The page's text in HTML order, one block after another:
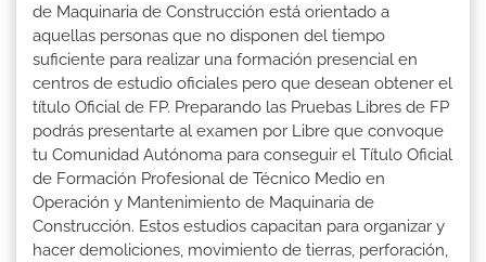
de Maquinaria de Construcción está orientado a
aquellas personas que no disponen del tiempo
suficiente para realizar una formación presencial en
centros de estudio oficiales pero que desean obtener el
título Oficial de FP. Preparando las Pruebas Libres de FP
podrás presentarte al examen por Libre que convoque
tu Comunidad Autónoma para conseguir el Título Oficial
de Formación Profesional de Técnico Medio en
Operación y Mantenimiento de Maquinaria de
Construcción. Estos estudios capacitan para organizar y
hacer demoliciones, movimiento de tierras, perforación,